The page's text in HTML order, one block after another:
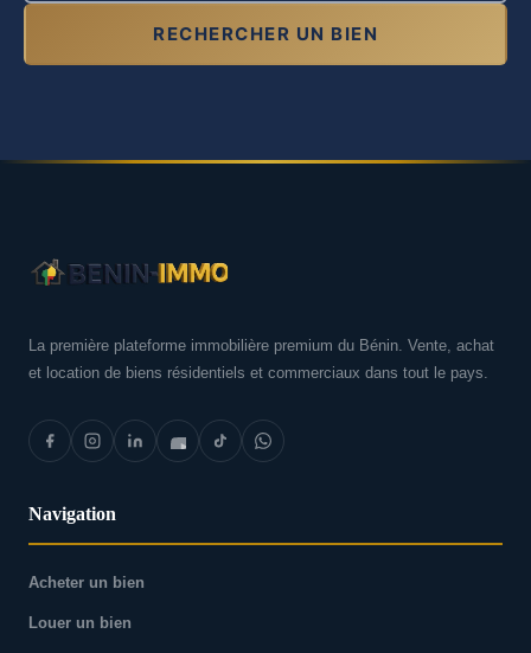
RECHERCHER UN BIEN
La première plateforme immobilière premium du Bénin. Vente, achat
et location de biens résidentiels et commerciaux dans tout le pays.
Navigation
Acheter un bien
Louer un bien